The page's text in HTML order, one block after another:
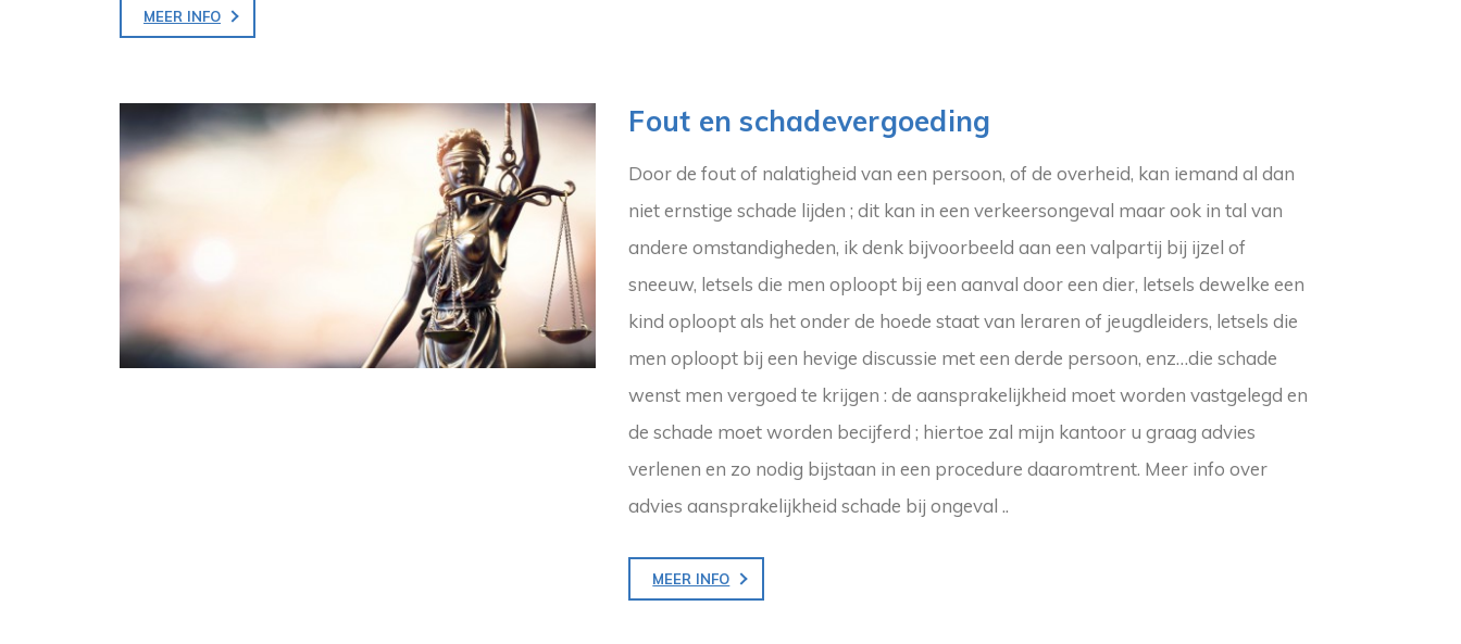
MEER INFO
Fout en schadevergoeding
Door de fout of nalatigheid van een persoon, of de overheid, kan iemand al dan
niet ernstige schade lijden ; dit kan in een verkeersongeval maar ook in tal van
andere omstandigheden, ik denk bijvoorbeeld aan een valpartij bij ijzel of
sneeuw, letsels die men oploopt bij een aanval door een dier, letsels dewelke een
kind oploopt als het onder de hoede staat van leraren of jeugdleiders, letsels die
men oploopt bij een hevige discussie met een derde persoon, enz…die schade
wenst men vergoed te krijgen : de aansprakelijkheid moet worden vastgelegd en
de schade moet worden becijferd ; hiertoe zal mijn kantoor u graag advies
verlenen en zo nodig bijstaan in een procedure daaromtrent. Meer info over
advies aansprakelijkheid schade bij ongeval ..
MEER INFO